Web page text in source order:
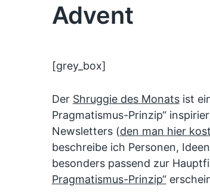
Advent
[grey_box]
Der Shruggie des Monatsist
Pragmatismus-Prinzip“
Newsletters (den man hier
beschreibe ich Personen,
besonders passend zur
Pragmatismus-Prinzip“